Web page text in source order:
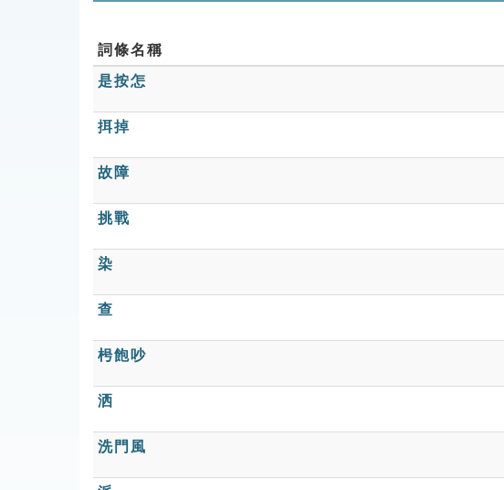
詞條名稱
是按怎
挕掉
故障
挑戰
染
查
枵飽吵
洒
洗門風